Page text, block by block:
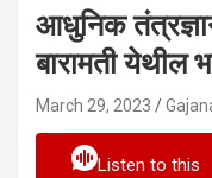
आधुनिक
बारामती येथील
March 29, 2023
Listen to this